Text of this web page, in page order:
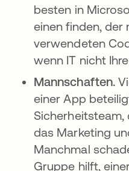
besten in
einen finden, der
verwendeten
wenn IT nicht
Mannschaften.
einer App
Sicherheitsteam,
das Marketing
Manchmal
Gruppe hilft,